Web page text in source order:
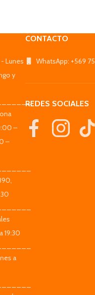
Lunes
y
–
–
19:30
a
CONTACTO
WhatsApp: +569
REDES SOCIALES